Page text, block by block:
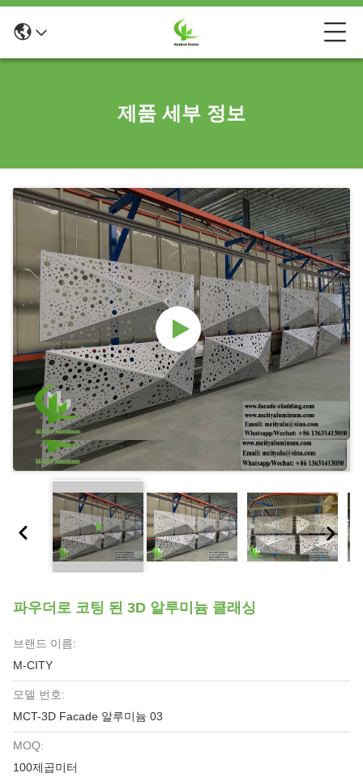
제품 세부 정보
파우더로 코팅 된 3D 알루미늄 클래싱
브랜드 이름:
M-CITY
모델 번호:
MCT-3D Facade 알루미늄 03
MOQ:
100제곱미터